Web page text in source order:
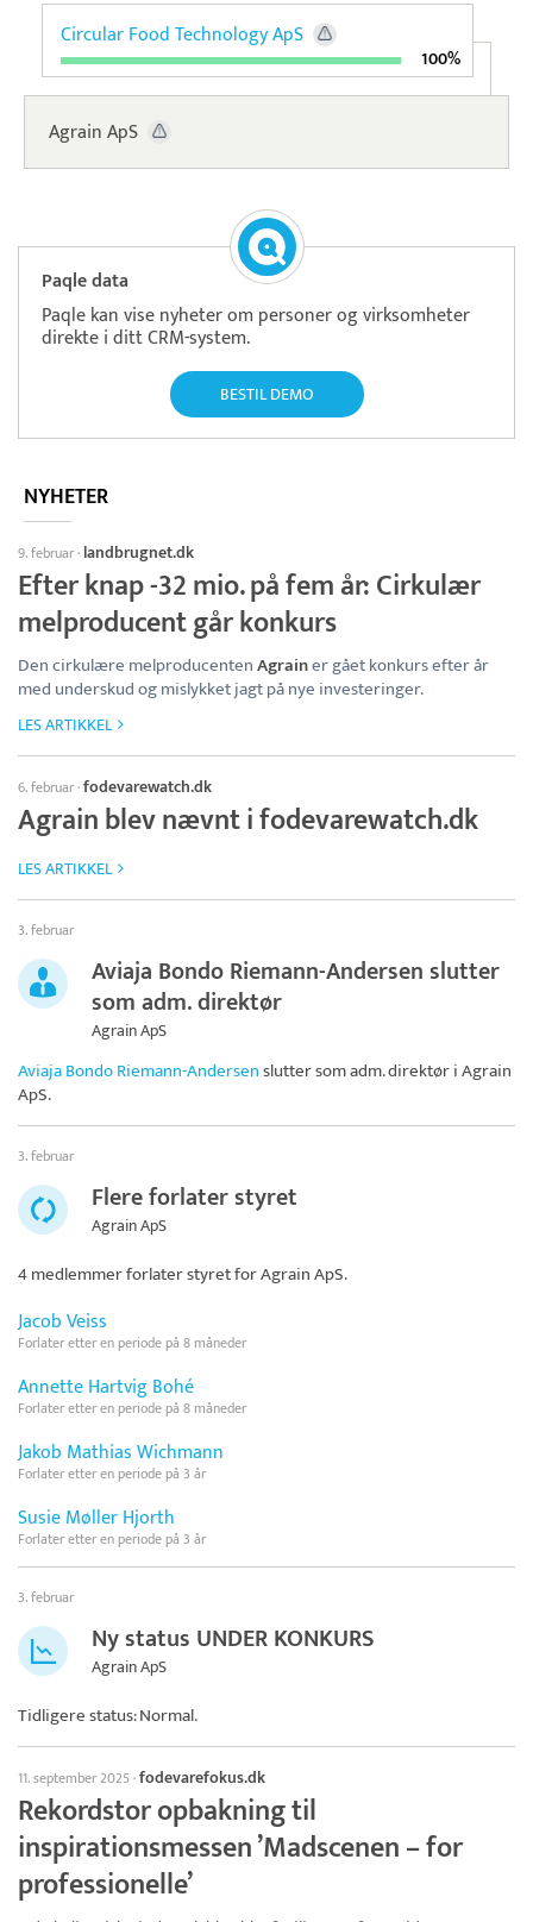
Circular Food Technology ApS
100%
Agrain ApS
Paqle data
Paqle kan vise nyheter om personer og virksomheter
direkte i ditt CRM-system.
BESTIL DEMO
NYHETER
9. februar· landbrugnet.dk
Efter knap -32 mio. på fem år: Cirkulær
melproducent går konkurs
Den cirkulære melproducentenAgrainer gået konkurs efter år
med underskud og mislykket jagt på nye investeringer.
LES ARTIKKEL
6. februar·fodevarewatch.dk
Agrain blev nævnt i fodevarewatch.dk
LES ARTIKKEL
3. februar
Aviaja Bondo Riemann-Andersen slutter
som adm. direktør
Agrain ApS
Aviaja Bondo Riemann-Andersenslutter som adm. direktør iAgrain
ApS.
3. februar
Flere forlater styret
Agrain ApS
4 medlemmer forlater styret forAgrain ApS.
Jacob Veiss
Forlater etter en periode på 8 måneder
Annette Hartvig Bohé
Forlater etter en periode på 8 måneder
Jakob Mathias Wichmann
Forlater etter en periode på 3 år
Susie Møller Hjorth
Forlater etter en periode på 3 år
3. februar
Ny status UNDER KONKURS
Agrain ApS
Tidligere status: Normal.
11. september 2025·fodevarefokus.dk
Rekordstor opbakning til
inspirationsmessen ’Madscenen – for
professionelle’